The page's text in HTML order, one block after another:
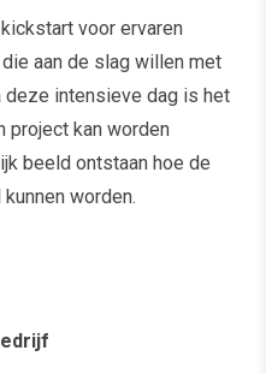
voor ervaren
aan de slag willen met
deze intensieve dag is het
project kan worden
beeld ontstaan hoe de
worden.